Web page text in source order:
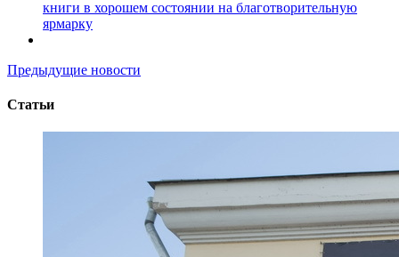
книги в хорошем состоянии на благотворительную
ярмарку
Предыдущие новости
Статьи